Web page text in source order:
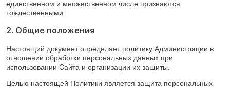
Ярославль
единственном и множественном числе признаются
тождественными.
2. Общие положения
Настоящий документ определяет политику Администрации в
отношении обработки персональных данных при
использовании Сайта и организации их защиты.
Целью настоящей Политики является защита персональных